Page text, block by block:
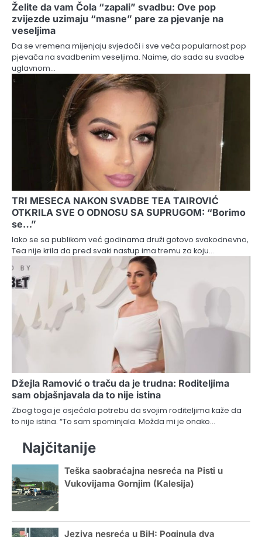
Želite da vam Čola “zapali” svadbu: Ove pop
zvijezde uzimaju “masne” pare za pjevanje na
veseljima
Da se vremena mijenjaju svjedoči i sve veća popularnost pop
pjevača na svadbenim veseljima. Naime, do sada su svadbe
uglavnom…
TRI MESECA NAKON SVADBE TEA TAIROVIĆ
OTKRILA SVE O ODNOSU SA SUPRUGOM: “Borimo
se…”
Iako se sa publikom već godinama druži gotovo svakodnevno,
Tea nije krila da pred svaki nastup ima tremu za koju…
Džejla Ramović o traču da je trudna: Roditeljima
sam objašnjavala da to nije istina
Zbog toga je osjećala potrebu da svojim roditeljima kaže da
to nije istina. “To sam spominjala. Možda mi je onako…
Najčitanije
Teška saobraćajna nesreća na Pisti u
Vukovijama Gornjim (Kalesija)
Jeziva nesreća u BiH: Poginula dva